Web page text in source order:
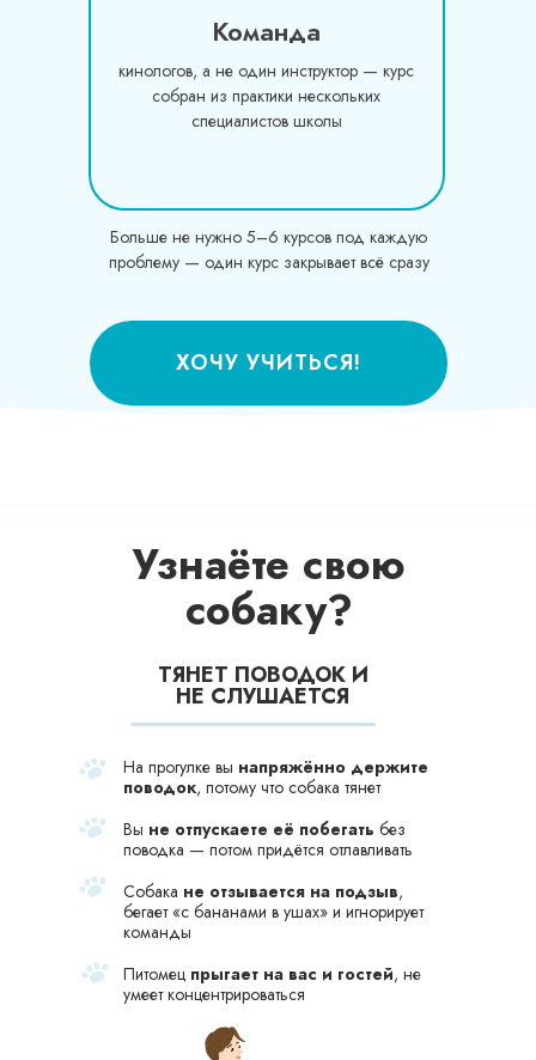
Больше не нужно 5–6 курсов под каждую
проблему — один курс закрывает всё сразу
кинологов, а не один инструктор — курс
собран из практики нескольких
специалистов школы
ХОЧУ УЧИТЬСЯ!
Команда
Узнаёте свою
собаку?
ТЯНЕТ ПОВОДОК И
НЕ СЛУШАЕТСЯ
Вы не отпускаете её побегать без
поводка — потом придётся отлавливать
Питомец прыгает на вас и гостей, не
умеет концентрироваться
На прогулке вы напряжённо держите
поводок, потому что собака тянет
Собака не отзывается на подзыв,
бегает «с бананами в ушах» и игнорирует
команды